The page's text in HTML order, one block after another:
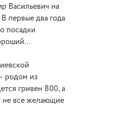
Васильевич на
первые два года
посадки
родом из
гривен 800, а
не все желающие